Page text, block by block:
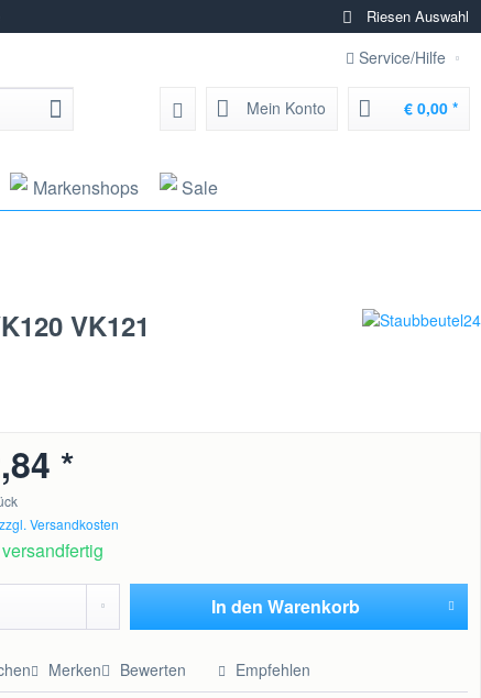
Riesen Auswahl
Service/Hilfe
Mein Konto € 0,00 *
Markenshops Sale
VK121
*
zzgl. Versandkosten
In den Warenkorb
Merken Bewerten Empfehlen